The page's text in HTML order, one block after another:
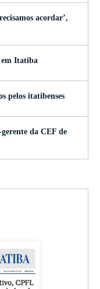
acordar’,
em Itatiba
pelos itatibenses
da CEF de